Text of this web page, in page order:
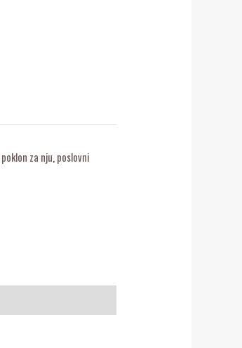
poklon za nju,poslovni